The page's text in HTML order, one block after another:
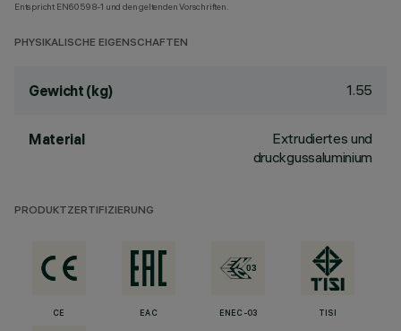
Entspricht EN60598-1 und den geltenden Vorschriften.
PHYSIKALISCHE EIGENSCHAFTEN
Gewicht (kg) 1.55
Material
Extrudiertes und
druckgussaluminium
PRODUKTZERTIFIZIERUNG
CE EAC ENEC-03 TISI